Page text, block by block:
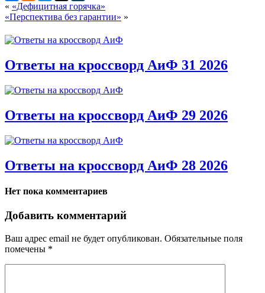
« «Дефицитная горячка»
«Перспектива без гарантии» »
Ответы на кроссворд АиФ 31 2026
Ответы на кроссворд АиФ 29 2026
Ответы на кроссворд АиФ 28 2026
Нет пока комментариев
Добавить комментарий
Ваш адрес email не будет опубликован. Обязательные поля
помечены *